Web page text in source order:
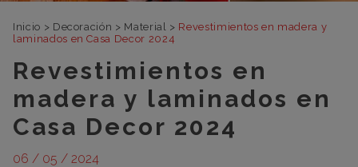
Inicio > Decoración > Material > Revestimientos en madera y
laminados en Casa Decor 2024
Revestimientos en
madera y laminados en
Casa Decor 2024
06 / 05 / 2024